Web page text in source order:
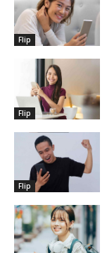
Flip
Flip
Flip